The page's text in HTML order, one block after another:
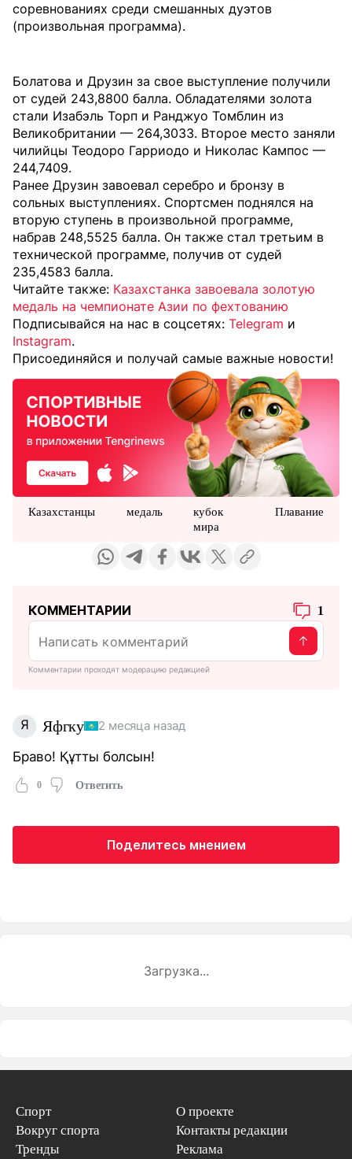
соревнованиях среди смешанных дуэтов
(произвольная программа).
Болатова и Друзин за свое выступление получили
от судей 243,8800 балла. Обладателями золота
стали Изабэль Торп и Ранджуо Томблин из
Великобритании — 264,3033. Второе место заняли
чилийцы Теодоро Гарриодо и Николас Кампос —
244,7409.
Ранее Друзин завоевал серебро и бронзу в
сольных выступлениях. Спортсмен поднялся на
вторую ступень в произвольной программе,
набрав 248,5525 балла. Он также стал третьим в
технической программе, получив от судей
235,4583 балла.
Читайте также: Казахстанка завоевала золотую
медаль на чемпионате Азии по фехтованию
Подписывайся на нас в соцсетях: Telegram и
Instagram.
Присоединяйся и получай самые важные новости!
Казахстанцы медаль
кубок
мира
Плавание
КОММЕНТАРИИ 1
Комментарии проходят модерацию редакцией
Я Яфгку 2 месяца назад
Браво! Құтты болсын!
0 Ответить
Поделитесь мнением
Загрузка...
Спорт
Вокруг спорта
Тренды
О проекте
Контакты редакции
Реклама